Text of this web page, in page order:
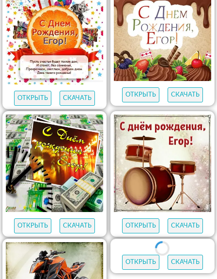
ОТКРЫТЬ СКАЧАТЬ
ОТКРЫТЬ СКАЧАТЬ
ОТКРЫТЬ СКАЧАТЬ ОТКРЫТЬ СКАЧАТЬ